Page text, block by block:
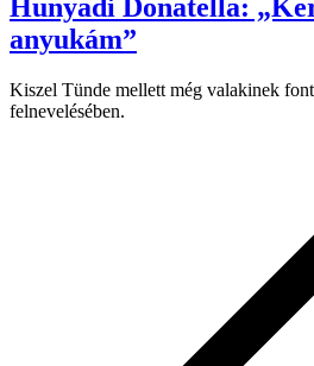
Hunyadi Donatella:
anyukám”
Kiszel Tünde mellett még valakinek
felnevelésében.